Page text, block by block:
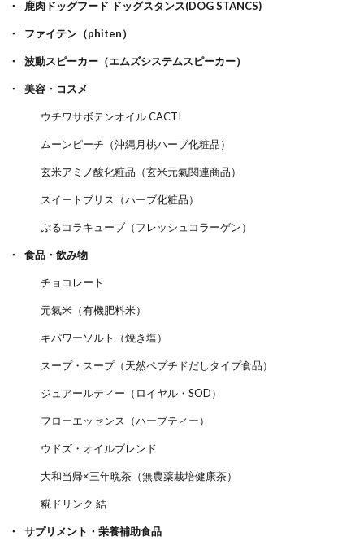
鹿肉ドッグフード ドッグスタンス(DOG STANCS)
ファイテン（phiten）
波動スピーカー（エムズシステムスピーカー）
美容・コスメ
ウチワサボテンオイル CACTI
ムーンピーチ（沖縄月桃ハーブ化粧品）
玄米アミノ酸化粧品（玄米元氣関連商品）
スイートブリス（ハーブ化粧品）
ぷるコラキューブ（フレッシュコラーゲン）
食品・飲み物
チョコレート
元氣米（有機肥料米）
キパワーソルト（焼き塩）
スープ・スープ（天然ペプチドだしタイプ食品）
ジュアールティー（ロイヤル・SOD）
フローエッセンス（ハーブティー）
ウドズ・オイルブレンド
大和当帰×三年晩茶（無農薬栽培健康茶）
糀ドリンク 結
サプリメント・栄養補助食品